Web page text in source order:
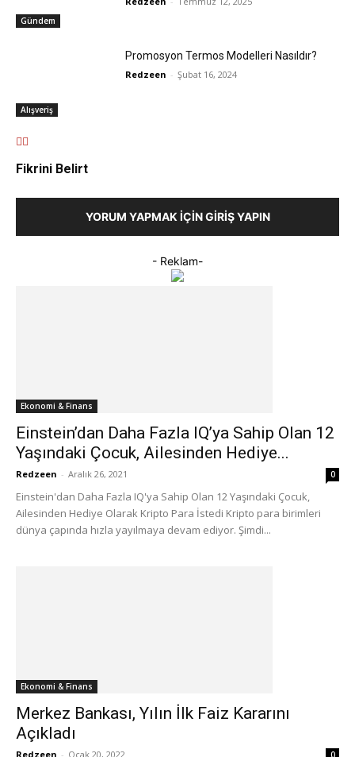
Gündem
Alışveriş
Promosyon Termos Modelleri Nasıldır?
Redzeen - Şubat 16, 2024
Fikrini Belirt
YORUM YAPMAK İÇIN GIRIŞ YAPIN
- Reklam-
Ekonomi & Finans
Einstein’dan Daha Fazla IQ’ya Sahip Olan 12
Yaşındaki Çocuk, Ailesinden Hediye...
Redzeen - Aralık 26, 2021 0
Einstein'dan Daha Fazla IQ'ya Sahip Olan 12 Yaşındaki Çocuk,
Ailesinden Hediye Olarak Kripto Para İstedi Kripto para birimleri
dünya çapında hızla yayılmaya devam ediyor. Şimdi...
Ekonomi & Finans
Merkez Bankası, Yılın İlk Faiz Kararını
Açıkladı
Redzeen - Ocak 20, 2022 0